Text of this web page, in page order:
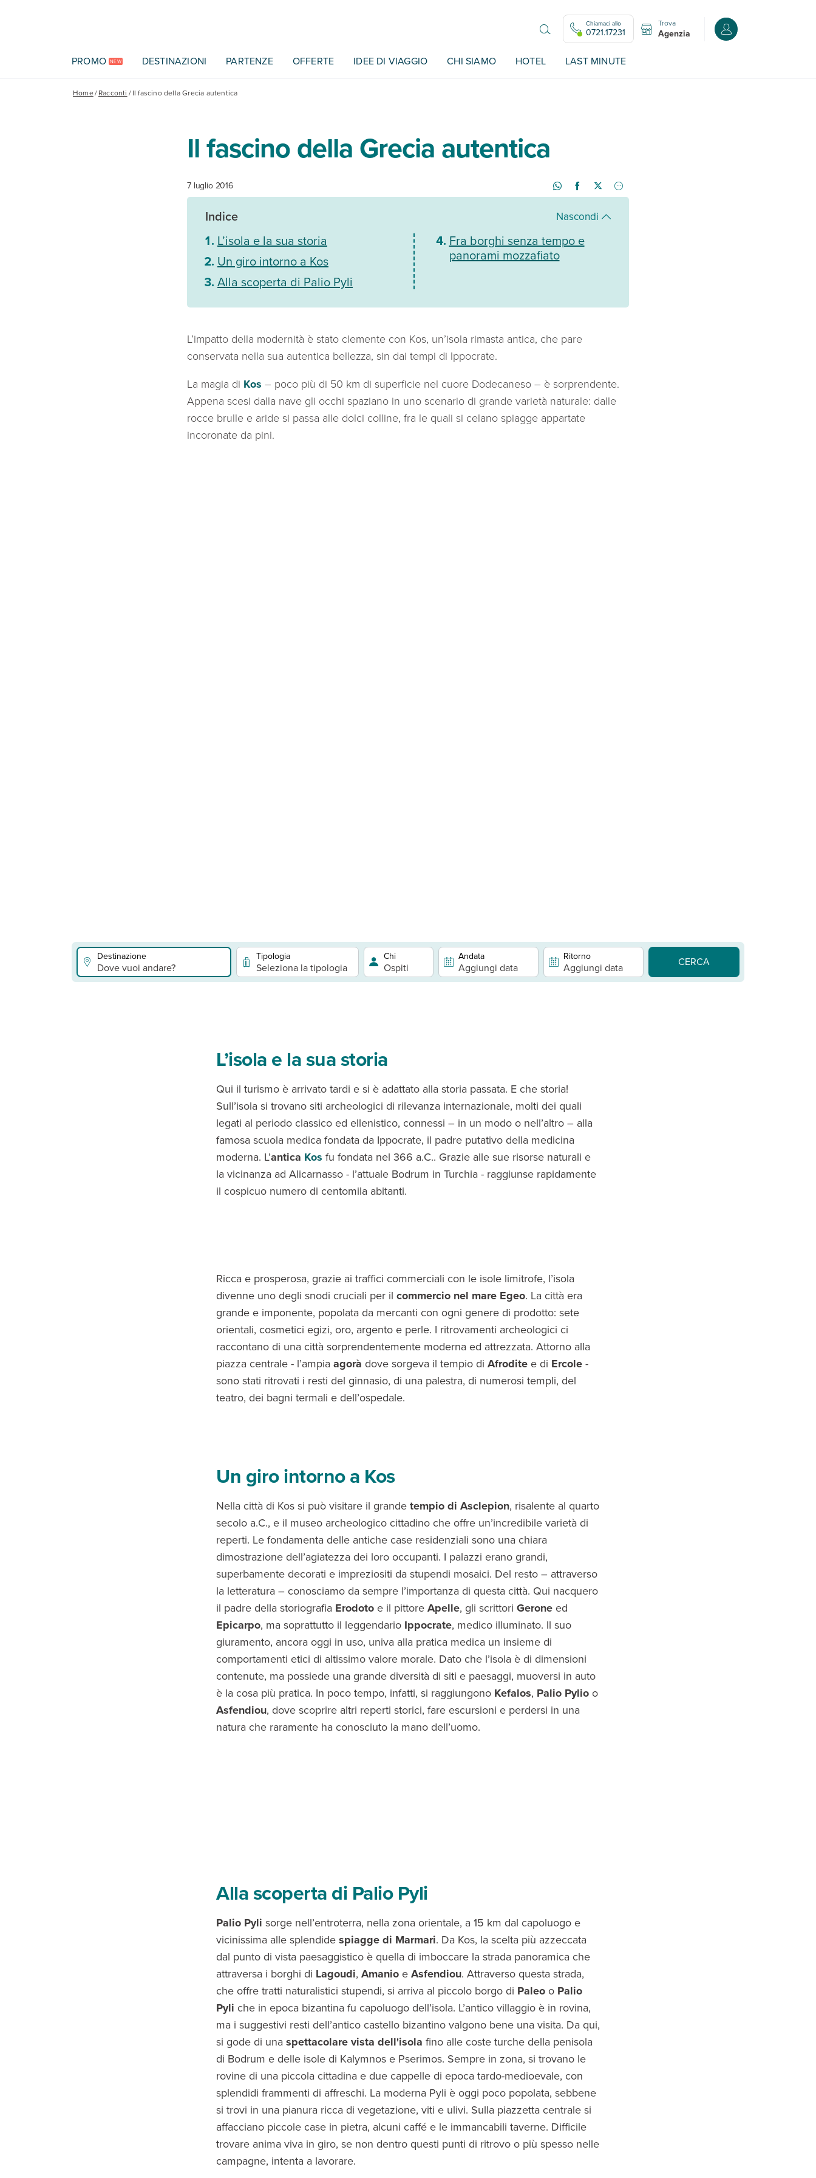
Chiamaci allo
0721.17231
Trova
Agenzia Accedi o registrati
PROMO NEW DESTINAZIONI PARTENZE OFFERTE IDEE DI VIAGGIO CHI SIAMO HOTEL LAST MINUTE
Home/Racconti /Il fascino della Grecia autentica
Il fascino della Grecia autentica
7 luglio 2016
Indice Nascondi
L’isola e la sua storia
Un giro intorno a Kos
Alla scoperta di Palio Pyli
Fra borghi senza tempo e
panorami mozzafiato
L’impatto della modernità è stato clemente con Kos, un’isola rimasta antica, che pare
conservata nella sua autentica bellezza, sin dai tempi di Ippocrate.
La magia di Kos – poco più di 50 km di superficie nel cuore Dodecaneso – è sorprendente.
Appena scesi dalla nave gli occhi spaziano in uno scenario di grande varietà naturale: dalle
rocce brulle e aride si passa alle dolci colline, fra le quali si celano spiagge appartate
incoronate da pini.
Destinazione
Dove vuoi andare?
Tipologia
Seleziona la tipologia
Chi
Ospiti
Andata
Aggiungi data
Ritorno
Aggiungi data CERCA
L’isola e la sua storia
Qui il turismo è arrivato tardi e si è adattato alla storia passata. E che storia!
Sull’isola si trovano siti archeologici di rilevanza internazionale, molti dei quali
legati al periodo classico ed ellenistico, connessi – in un modo o nell’altro – alla
famosa scuola medica fondata da Ippocrate, il padre putativo della medicina
moderna. L’antica Kos fu fondata nel 366 a.C.. Grazie alle sue risorse naturali e
la vicinanza ad Alicarnasso - l’attuale Bodrum in Turchia - raggiunse rapidamente
il cospicuo numero di centomila abitanti.
Ricca e prosperosa, grazie ai traffici commerciali con le isole limitrofe, l’isola
divenne uno degli snodi cruciali per il commercio nel mare Egeo. La città era
grande e imponente, popolata da mercanti con ogni genere di prodotto: sete
orientali, cosmetici egizi, oro, argento e perle. I ritrovamenti archeologici ci
raccontano di una città sorprendentemente moderna ed attrezzata. Attorno alla
piazza centrale - l’ampiaagorà dove sorgeva il tempio di Afrodite e di Ercole-
sono stati ritrovati i resti del ginnasio, di una palestra, di numerosi templi, del
teatro, dei bagni termali e dell’ospedale.
Un giro intorno a Kos
Nella città di Kos si può visitare il grandetempio di Asclepion, risalente al quarto
secolo a.C., e il museo archeologico cittadino che offre un’incredibile varietà di
reperti. Le fondamenta delle antiche case residenziali sono una chiara
dimostrazione dell’agiatezza dei loro occupanti. I palazzi erano grandi,
superbamente decorati e impreziositi da stupendi mosaici. Del resto – attraverso
la letteratura – conosciamo da sempre l’importanza di questa città. Qui nacquero
il padre della storiografia Erodoto e il pittoreApelle, gli scrittori Gerone ed
Epicarpo, ma soprattutto il leggendario Ippocrate, medico illuminato. Il suo
giuramento, ancora oggi in uso, univa alla pratica medica un insieme di
comportamenti etici di altissimo valore morale. Dato che l’isola è di dimensioni
contenute, ma possiede una grande diversità di siti e paesaggi, muoversi in auto
è la cosa più pratica. In poco tempo, infatti, si raggiungono Kefalos, Palio Pylio o
Asfendiou, dove scoprire altri reperti storici, fare escursioni e perdersi in una
natura che raramente ha conosciuto la mano dell’uomo.
Alla scoperta di Palio Pyli
Palio Pyli sorge nell’entroterra, nella zona orientale, a 15 km dal capoluogo e
vicinissima alle splendidespiagge di Marmari. Da Kos, la scelta più azzeccata
dal punto di vista paesaggistico è quella di imboccare la strada panoramica che
attraversa i borghi di Lagoudi, Amanio eAsfendiou. Attraverso questa strada,
che offre tratti naturalistici stupendi, si arriva al piccolo borgo di Paleo o Palio
Pyli che in epoca bizantina fu capoluogo dell’isola. L’antico villaggio è in rovina,
ma i suggestivi resti dell’antico castello bizantino valgono bene una visita. Da qui,
si gode di unaspettacolare vista dell'isola fino alle coste turche della penisola
di Bodrum e delle isole di Kalymnos e Pserimos. Sempre in zona, si trovano le
rovine di una piccola cittadina e due cappelle di epoca tardo-medioevale, con
splendidi frammenti di affreschi. La moderna Pyli è oggi poco popolata, sebbene
si trovi in una pianura ricca di vegetazione, viti e ulivi. Sulla piazzetta centrale si
affacciano piccole case in pietra, alcuni caffé e le immancabili taverne. Difficile
trovare anima viva in giro, se non dentro questi punti di ritrovo o più spesso nelle
campagne, intenta a lavorare.